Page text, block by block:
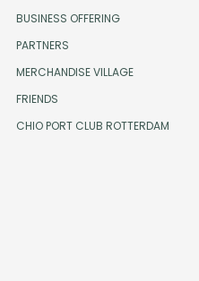
BUSINESS OFFERING
PARTNERS
MERCHANDISE VILLAGE
FRIENDS
CHIO PORT CLUB ROTTERDAM